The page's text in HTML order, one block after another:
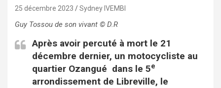
25 décembre 2023 Sydney IVEMBI
Guy Tossou de son vivant © D.R
Après avoir percuté à mort le 21
décembre dernier, un motocycliste au
quartier Ozangué dans le 5e
arrondissement de Libreville, le